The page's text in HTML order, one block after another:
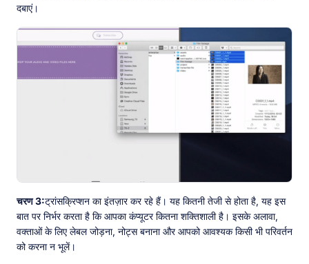
दबाएं।
चरण 3:ट्रांसक्रिप्शन का इंतज़ार कर रहे हैं। यह कितनी तेजी से होता है, यह इस
बात पर निर्भर करता है कि आपका कंप्यूटर कितना शक्तिशाली है। इसके अलावा,
वक्ताओं के लिए लेबल जोड़ना, नोट्स बनाना और आपको आवश्यक किसी भी परिवर्तन
को करना न भूलें।